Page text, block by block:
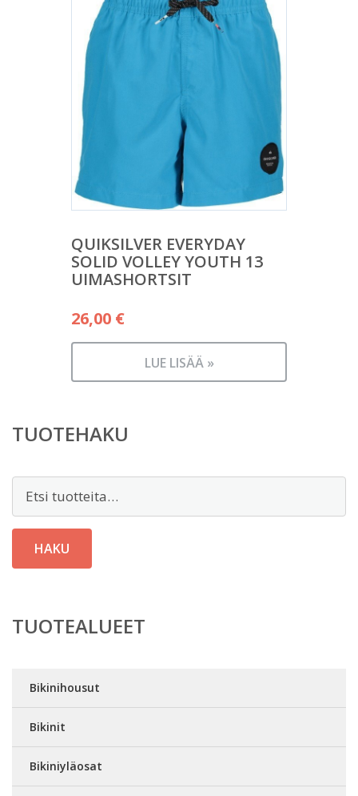
QUIKSILVER EVERYDAY
SOLID VOLLEY YOUTH 13
UIMASHORTSIT
26,00 €
LUE LISÄÄ »
TUOTEHAKU
Etsi:
HAKU
TUOTEALUEET
Bikinihousut
Bikinit
Bikiniyläosat